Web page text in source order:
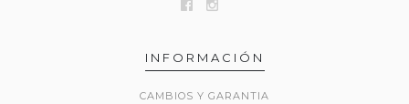
INFORMACIÓN
CAMBIOS Y GARANTIA